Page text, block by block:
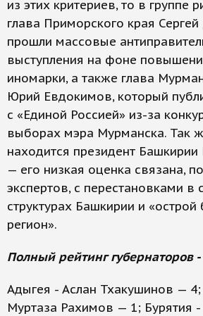
из этих критериев, то в группе
глава Приморского края Сергей
прошли массовые
выступления на фоне
иномарки, а также глава
Юрий Евдокимов, который
с «Единой Россией» из-за
выборах мэра Мурманска. Так
находится президент
— его низкая оценка связана,
экспертов, с перестановками в
структурах Башкирии и «острой
регион».
Полный рейтинг губернаторов
Адыгея - Аслан Тхакушинов —
Муртаза Рахимов — 1; Бурятия -